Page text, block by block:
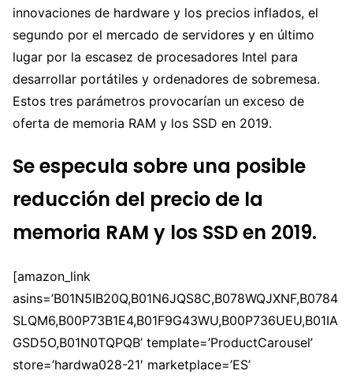
innovaciones de hardware y los precios inflados, el
segundo por el mercado de servidores y en último
lugar por la escasez de procesadores Intel para
desarrollar portátiles y ordenadores de sobremesa.
Estos tres parámetros provocarían un exceso de
oferta de memoria RAM y los SSD en 2019.
Se especula sobre una posible
reducción del precio de la
memoria RAM y los SSD en 2019.
[amazon_link
asins=’B01N5IB20Q,B01N6JQS8C,B078WQJXNF,B0784
SLQM6,B00P73B1E4,B01F9G43WU,B00P736UEU,B01IA
GSD5O,B01N0TQPQB’ template=’ProductCarousel’
store=’hardwa028-21′ marketplace=’ES’